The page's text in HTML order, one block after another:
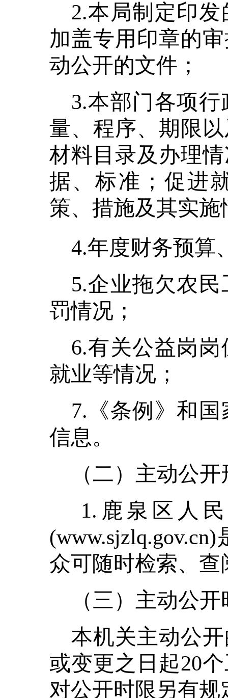
2.本局制定印
加盖专用印章的
动公开的文件；
3.本部门各项
量、程序、期限
材料目录及办理
据、标准；促进
策、措施及其实施
4.年度财务预算
5.企业拖欠农民
罚情况；
6.有关公益岗岗
就业等情况；
7.《条例》和
信息。
（二）主动公
1.鹿泉区人
众可随时检索、
（三）主动公
本机关主动公
或变更之日起20
对公开时限另有